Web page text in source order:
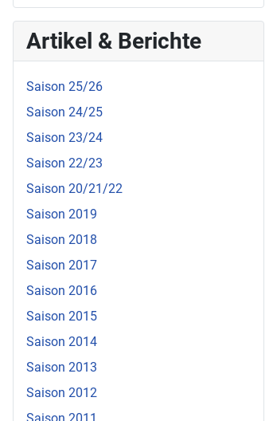
Artikel & Berichte
Saison 25/26
Saison 24/25
Saison 23/24
Saison 22/23
Saison 20/21/22
Saison 2019
Saison 2018
Saison 2017
Saison 2016
Saison 2015
Saison 2014
Saison 2013
Saison 2012
Saison 2011